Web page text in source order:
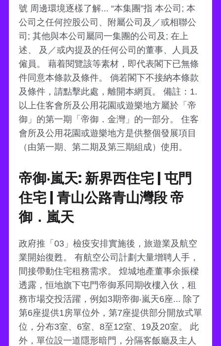
號 周邊環境逐樣了解... “本集團”指 本公司; 本
公司之任何控股公司、附屬公司及／或相聯公
司; 其他與本公司屬同一集團的公司及; 在上
述、 及／或內提及的任何公司的董事、人員及
僱員。 藉着閱覽該等素材，即代表閣下已無條
件同意本條款及條件。 倘若閣下不接納本條款
及條件，請點擊此處，離開本網頁。 備註：1.
以上住客會所及公用花園或遊樂地方屬於「帝
御」的第一期「帝御．金灣」的一部分。 住客
會所及公用花園或遊樂地方是供整個發展項目
（由第一期、第二期及第三期組成）使用。
帝御‧嵐天: 新界西住宅 | 屯門
住宅 | 青山公路青山灣段 帝
御．嵐天
政府推「03」檢疫安排實施後，旅遊業及航空
業開始復甦。 有航空公司計劃大量增聘人手，
間接帶動住宅租務需求。 煌城地產董事余振樑
透露，恒地旗下屯門帝御系同期收樓入伙，租
務市場交投活躍，例如3期帝御‧嵐天6座... 除了
第6座提供1房單位外，第7座提供部分開放式單
位，分布3室、6室、8至12室、19及20室。 此
外，單位設一道隱形暗門，分隔客飯廳及主人